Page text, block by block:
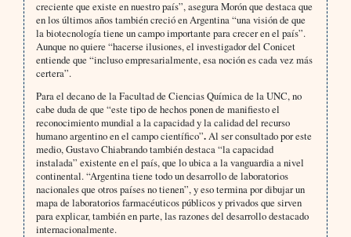
creciente que existe en nuestro país”, asegura Morón que destaca que
en los últimos años también creció en Argentina “una visión de que
la biotecnología tiene un campo importante para crecer en el país”.
Aunque no quiere “hacerse ilusiones, el investigador del Conicet
entiende que “incluso empresarialmente, esa noción es cada vez más
certera”.
Para el decano de la Facultad de Ciencias Química de la UNC, no
cabe duda de que “este tipo de hechos ponen de manifiesto el
reconocimiento mundial a la capacidad y la calidad del recurso
humano argentino en el campo científico”.Al ser consultado por este
medio, Gustavo Chiabrando también destaca “la capacidad
instalada” existente en el país, que lo ubica a la vanguardia a nivel
continental. “Argentina tiene todo un desarrollo de laboratorios
nacionales que otros países no tienen”, y eso termina por dibujar un
mapa de laboratorios farmacéuticos públicos y privados que sirven
para explicar, también en parte, las razones del desarrollo destacado
internacionalmente.